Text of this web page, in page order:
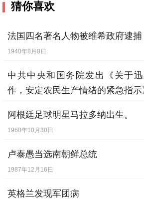
猜你喜欢
法国四名著名人物被维希政府逮捕
1940年8月8日
中共中央和国务院发出《关于
作，安定农民生产情绪的紧急指示
阿根廷足球明星马拉多纳出生。
1960年10月30日
卢泰愚当选南朝鲜总统
1987年12月16日
英格兰发现军团病